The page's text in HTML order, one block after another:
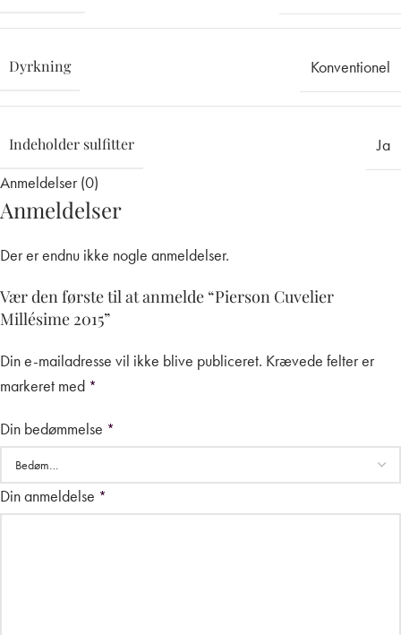
Dyrkning Konventionel
Indeholder sulfitter
Ja
Anmeldelser (0)
Anmeldelser
Der er endnu ikke nogle anmeldelser.
Vær den første til at anmelde “Pierson Cuvelier
Millésime 2015”
Din e-mailadresse vil ikke blive publiceret. Krævede felter er
markeret med *
Din bedømmelse *
Din anmeldelse *